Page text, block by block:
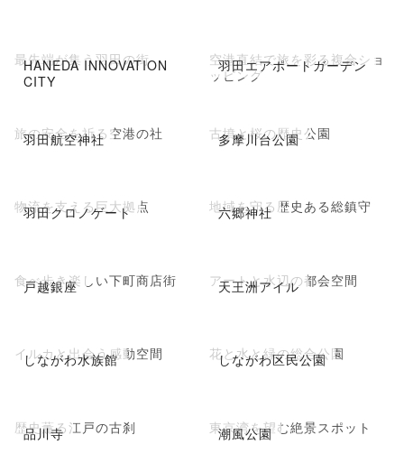
HANEDA INNOVATION
CITY
最先端が集う羽田の街 羽田エアポートガーデン
空港直結で旅を彩る複合ショ
ッピング
羽田航空神社
旅の安全を祈る空港の社 多摩川台公園
古墳と桜の歴史公園
羽田クロノゲート
物流を支える巨大拠点 六郷神社
地域を守る歴史ある総鎮守
戸越銀座
食べ歩き楽しい下町商店街 天王洲アイル
アートと水辺の都会空間
しながわ水族館
イルカと出会う感動空間 しながわ区民公園
花と水と緑の総合公園
品川寺
歴史薫る江戸の古刹 潮風公園
東京湾を望む絶景スポット